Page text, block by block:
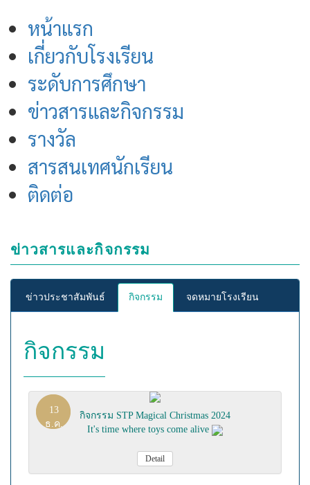
หน้าแรก
เกี่ยวกับโรงเรียน
ระดับการศึกษา
ข่าวสารและกิจกรรม
รางวัล
สารสนเทศนักเรียน
ติดต่อ
ข่าวสารและกิจกรรม
ข่าวประชาสัมพันธ์ กิจกรรม จดหมายโรงเรียน
กิจกรรม
13
ธ.ค.
กิจกรรม STP Magical Christmas 2024
It's time where toys come alive
Detail